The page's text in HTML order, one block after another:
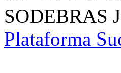
SODEBRAS
Plataforma